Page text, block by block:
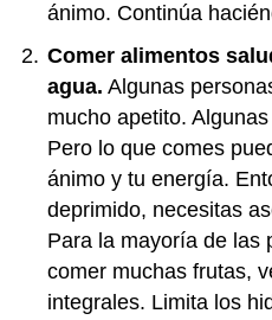
ánimo. Continúa
Comer alimentos
agua. Algunas
mucho apetito.
Pero lo que comes
ánimo y tu energía.
deprimido, necesitas
Para la mayoría de las
comer muchas frutas,
integrales. Limita los